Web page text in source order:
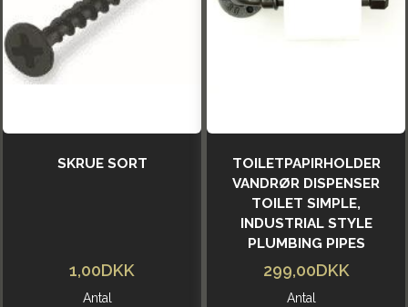
SKRUE SORT
1,00DKK
Antal
TOILETPAPIRHOLDER
VANDRØR DISPENSER
TOILET SIMPLE,
INDUSTRIAL STYLE
PLUMBING PIPES
299,00DKK
Antal